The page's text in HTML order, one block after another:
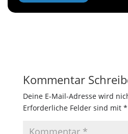
Kommentar
Deine E-Mail-Adresse wird
Erforderliche Felder sind mit *